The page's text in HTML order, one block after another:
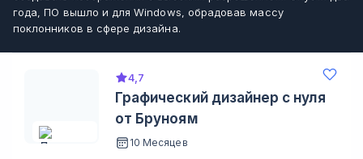
года, ПО вышло и для Windows, обрадовав массу
поклонников в сфере дизайна.
4,7
Графический дизайнер с нуля
от Бруноям
10 Месяцев